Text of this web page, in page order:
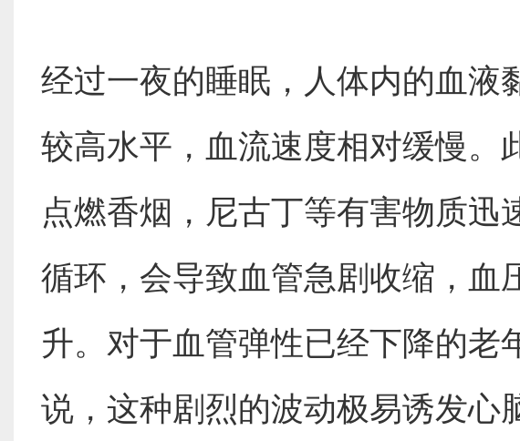
经过一夜的睡眠，人体内的血液
较高水平，血流速度相对缓慢。
点燃香烟，尼古丁等有害物质迅
循环，会导致血管急剧收缩，血
升。对于血管弹性已经下降的老
说，这种剧烈的波动极易诱发心